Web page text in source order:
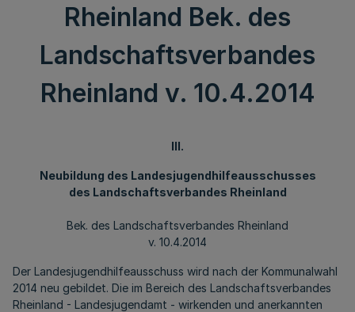
Rheinland Bek. des
Landschaftsverbandes
Rheinland v. 10.4.2014
III.
Neubildung des Landesjugendhilfeausschusses
des Landschaftsverbandes Rheinland
Bek. des Landschaftsverbandes Rheinland
v. 10.4.2014
Der Landesjugendhilfeausschuss wird nach der Kommunalwahl
2014 neu gebildet. Die im Bereich des Landschaftsverbandes
Rheinland - Landesjugendamt - wirkenden und anerkannten